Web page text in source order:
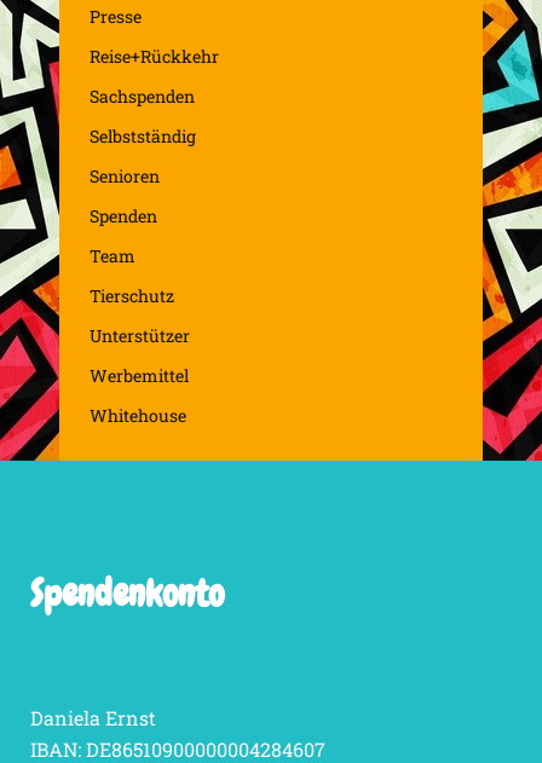
Presse
Reise+Rückkehr
Sachspenden
Selbstständig
Senioren
Spenden
Team
Tierschutz
Unterstützer
Werbemittel
Whitehouse
Spendenkonto
Daniela Ernst
IBAN: DE86510900000004284607